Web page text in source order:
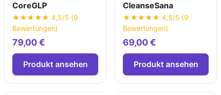
CoreGLP
★★★★★ 4,5/5 (9
Bewertungen)
79,00 €
Produkt ansehen
CleanseSana
★★★★★ 4,5/5 (9
Bewertungen)
69,00 €
Produkt ansehen